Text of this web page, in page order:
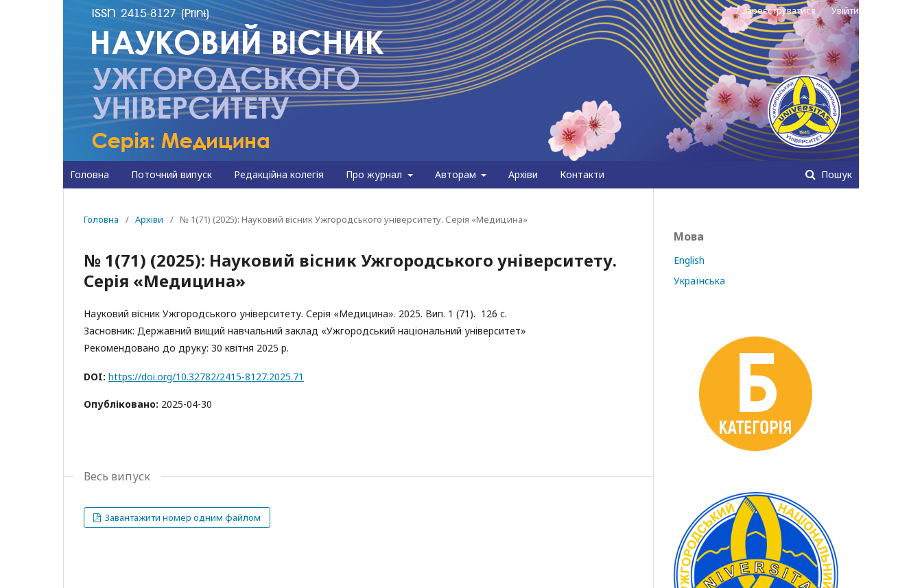
Головна Поточний випуск Редакційна колегія Про журнал Авторам Архіви Контакти Пошук
Зареєструватися Увійти
Головна / Архіви / № 1(71) (2025): Науковий вісник Ужгородського університету. Серія «Медицина»
№ 1(71) (2025): Науковий вісник Ужгородського університету.
Серія «Медицина»
Науковий вісник Ужгородського університету. Серія «Медицина». 2025. Вип. 1 (71). 126 с.
Засновник: Державний вищий навчальний заклад «Ужгородський національний університет»
Рекомендовано до друку: 30 квітня 2025 р.
DOI: https://doi.org/10.32782/2415-8127.2025.71
Опубліковано: 2025-04-30
Весь випуск
Завантажити номер одним файлом
Мова
English
Українська